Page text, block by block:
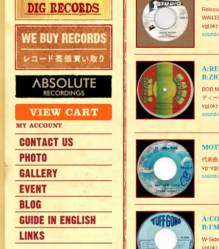
sound♪
BOB
ディ
sound♪
代表曲
sound♪
W-
vg(ok)